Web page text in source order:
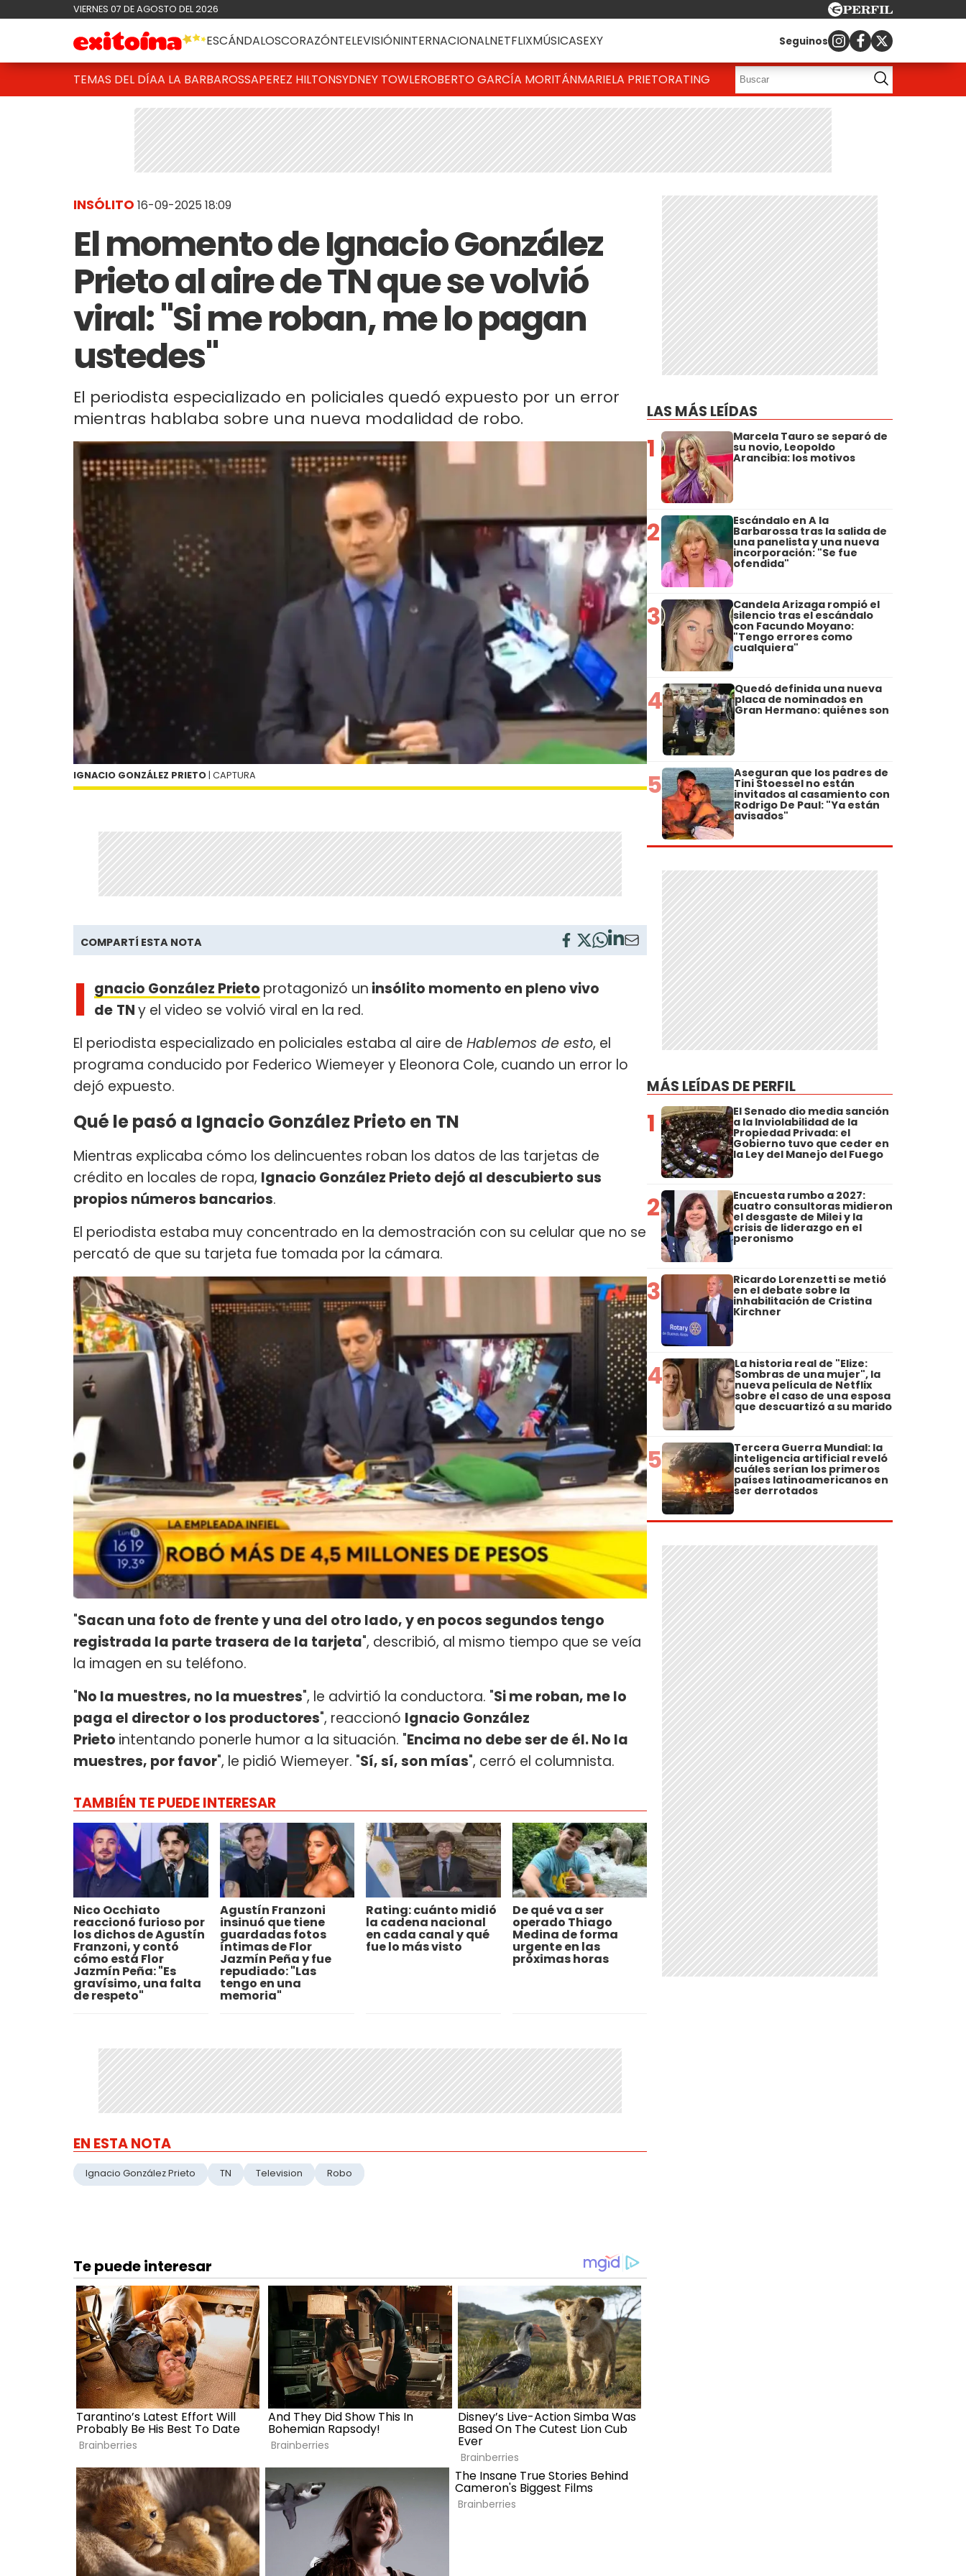
VIERNES 07 DE AGOSTO DEL 2026
ESCÁNDALOSCORAZÓNTELEVISIÓNINTERNACIONALNETFLIXMÚSICASEXY Seguinos
TEMAS DEL DÍAA LA BARBAROSSAPEREZ HILTONSYDNEY TOWLEROBERTO GARCÍA MORITÁNMARIELA PRIETORATING
INSÓLITO 16-09-2025 18:09
El momento de Ignacio González
Prieto al aire de TN que se volvió
viral: "Si me roban, me lo pagan
ustedes"
El periodista especializado en policiales quedó expuesto por un error
mientras hablaba sobre una nueva modalidad de robo.
IGNACIO GONZÁLEZ PRIETO | CAPTURA
COMPARTÍ ESTA NOTA
I gnacio González Prieto protagonizó un insólito momento en pleno vivo
de TNy el video se volvió viral en la red.
El periodista especializado en policiales estaba al aire de Hablemos de esto, el
programa conducido por Federico Wiemeyer y Eleonora Cole, cuando un error lo
dejó expuesto.
Qué le pasó a Ignacio González Prieto en TN
Mientras explicaba cómo los delincuentes roban los datos de las tarjetas de
crédito en locales de ropa, Ignacio González Prieto dejó al descubierto sus
propios números bancarios.
El periodista estaba muy concentrado en la demostración con su celular que no se
percató de que su tarjeta fue tomada por la cámara.
"Sacan una foto de frente y una del otro lado, y en pocos segundos tengo
registrada la parte trasera de la tarjeta", describió, al mismo tiempo que se veía
la imagen en su teléfono.
"No la muestres, no la muestres", le advirtió la conductora. "Si me roban, me lo
paga el director o los productores", reaccionó Ignacio González
Prieto intentando ponerle humor a la situación. "Encima no debe ser de él. No la
muestres, por favor", le pidió Wiemeyer. "Sí, sí, son mías", cerró el columnista.
TAMBIÉN TE PUEDE INTERESAR
Nico Occhiato
reaccionó furioso por
los dichos de Agustín
Franzoni, y contó
cómo está Flor
Jazmín Peña: "Es
gravísimo, una falta
de respeto"
Agustín Franzoni
insinuó que tiene
guardadas fotos
íntimas de Flor
Jazmín Peña y fue
repudiado: "Las
tengo en una
memoria"
Rating: cuánto midió
la cadena nacional
en cada canal y qué
fue lo más visto
De qué va a ser
operado Thiago
Medina de forma
urgente en las
próximas horas
EN ESTA NOTA
Ignacio González Prieto TN Television Robo
LAS MÁS LEÍDAS
1 Marcela Tauro se separó de
su novio, Leopoldo
Arancibia: los motivos
2 Escándalo en A la
Barbarossa tras la salida de
una panelista y una nueva
incorporación: "Se fue
ofendida"
3 Candela Arizaga rompió el
silencio tras el escándalo
con Facundo Moyano:
"Tengo errores como
cualquiera"
4 Quedó definida una nueva
placa de nominados en
Gran Hermano: quiénes son
5 Aseguran que los padres de
Tini Stoessel no están
invitados al casamiento con
Rodrigo De Paul: "Ya están
avisados"
MÁS LEÍDAS DE PERFIL
1 El Senado dio media sanción
a la Inviolabilidad de la
Propiedad Privada: el
Gobierno tuvo que ceder en
la Ley del Manejo del Fuego
2 Encuesta rumbo a 2027:
cuatro consultoras midieron
el desgaste de Milei y la
crisis de liderazgo en el
peronismo
3 Ricardo Lorenzetti se metió
en el debate sobre la
inhabilitación de Cristina
Kirchner
4 La historia real de "Elize:
Sombras de una mujer", la
nueva película de Netflix
sobre el caso de una esposa
que descuartizó a su marido
5 Tercera Guerra Mundial: la
inteligencia artificial reveló
cuáles serían los primeros
países latinoamericanos en
ser derrotados